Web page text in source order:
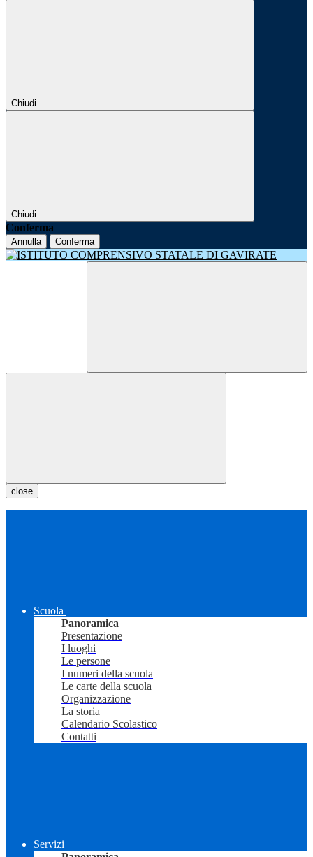
Chiudi
Chiudi
Conferma
Annulla Conferma
close
Scuola
Panoramica
Presentazione
I luoghi
Le persone
I numeri della scuola
Le carte della scuola
Organizzazione
La storia
Calendario Scolastico
Contatti
Servizi